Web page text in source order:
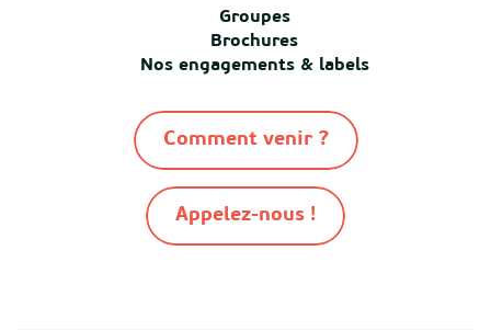
Groupes
Brochures
Nos engagements & labels
Comment venir ?
Appelez-nous !